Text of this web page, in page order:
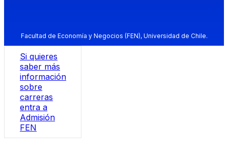
Facultad de Economía y Negocios (FEN), Universidad de Chile.
Si quieres
saber más
información
sobre
carreras
entra a
Admisión
FEN